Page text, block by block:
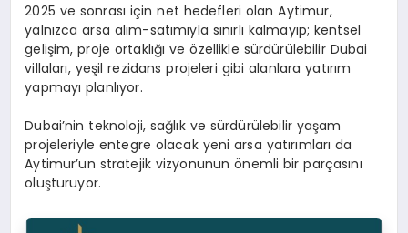
2025 ve sonrası için net hedefleri olan Aytimur,
yalnızca arsa alım-satımıyla sınırlı kalmayıp; kentsel
gelişim, proje ortaklığı ve özellikle sürdürülebilir Dubai
villaları, yeşil rezidans projeleri gibi alanlara yatırım
yapmayı planlıyor.
Dubai’nin teknoloji, sağlık ve sürdürülebilir yaşam
projeleriyle entegre olacak yeni arsa yatırımları da
Aytimur’un stratejik vizyonunun önemli bir parçasını
oluşturuyor.